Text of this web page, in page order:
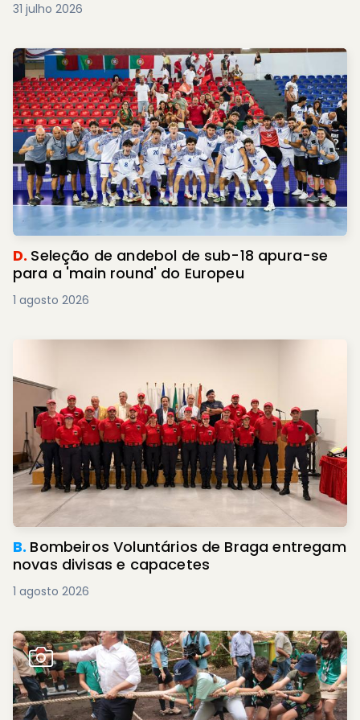
31 julho 2026
D. Seleção de andebol de sub-18 apura-se
para a 'main round' do Europeu
1 agosto 2026
B. Bombeiros Voluntários de Braga entregam
novas divisas e capacetes
1 agosto 2026